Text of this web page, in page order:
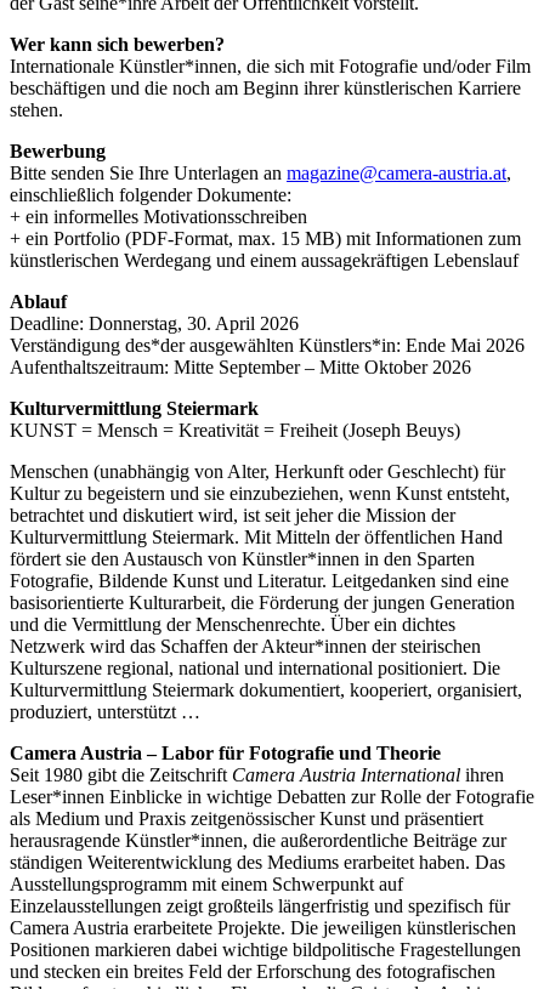
Wer kann sich bewerben?
Internationale Künstler*innen, die sich mit Fotografie und/oder Film
beschäftigen und die noch am Beginn ihrer künstlerischen Karriere
stehen.
Bewerbung
Bitte senden Sie Ihre Unterlagen an magazine@camera-austria.at,
einschließlich folgender Dokumente:
+ ein informelles Motivationsschreiben
+ ein Portfolio (PDF-Format, max. 15 MB) mit Informationen zum
künstlerischen Werdegang und einem aussagekräftigen Lebenslauf
Ablauf
Deadline: Donnerstag, 30. April 2026
Verständigung des*der ausgewählten Künstlers*in: Ende Mai 2026
Aufenthaltszeitraum: Mitte September – Mitte Oktober 2026
Kulturvermittlung Steiermark
KUNST = Mensch = Kreativität = Freiheit (Joseph Beuys)
Menschen (unabhängig von Alter, Herkunft oder Geschlecht) für
Kultur zu begeistern und sie einzubeziehen, wenn Kunst entsteht,
betrachtet und diskutiert wird, ist seit jeher die Mission der
Kulturvermittlung Steiermark. Mit Mitteln der öffentlichen Hand
fördert sie den Austausch von Künstler*innen in den Sparten
Fotografie, Bildende Kunst und Literatur. Leitgedanken sind eine
basisorientierte Kulturarbeit, die Förderung der jungen Generation
und die Vermittlung der Menschenrechte. Über ein dichtes
Netzwerk wird das Schaffen der Akteur*innen der steirischen
Kulturszene regional, national und international positioniert. Die
Kulturvermittlung Steiermark dokumentiert, kooperiert, organisiert,
produziert, unterstützt …
Camera Austria – Labor für Fotografie und Theorie
Seit 1980 gibt die Zeitschrift Camera Austria International ihren
Leser*innen Einblicke in wichtige Debatten zur Rolle der Fotografie
als Medium und Praxis zeitgenössischer Kunst und präsentiert
herausragende Künstler*innen, die außerordentliche Beiträge zur
ständigen Weiterentwicklung des Mediums erarbeitet haben. Das
Ausstellungsprogramm mit einem Schwerpunkt auf
Einzelausstellungen zeigt großteils längerfristig und spezifisch für
Camera Austria erarbeitete Projekte. Die jeweiligen künstlerischen
Positionen markieren dabei wichtige bildpolitische Fragestellungen
und stecken ein breites Feld der Erforschung des fotografischen